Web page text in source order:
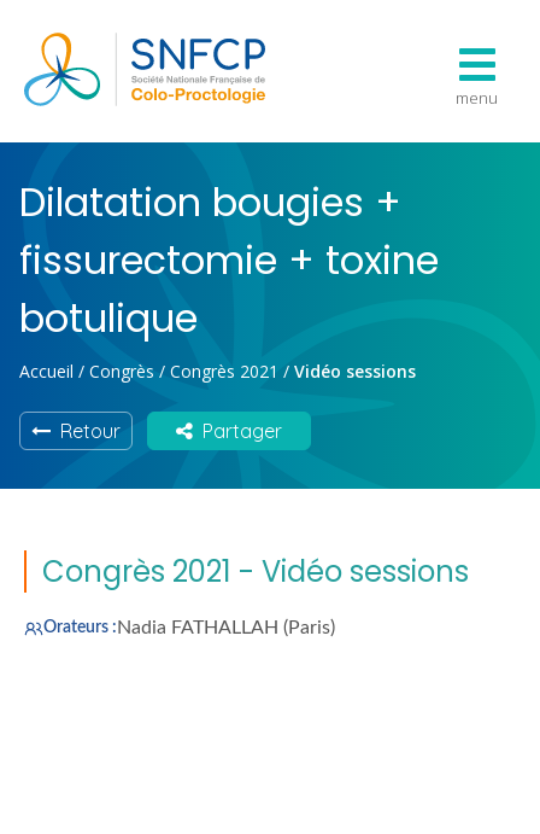
menu
Dilatation bougies +
fissurectomie + toxine
botulique
Accueil / Congrès / Congrès 2021 / Vidéo sessions
Retour Partager
Congrès 2021 - Vidéo sessions
Orateurs : Nadia FATHALLAH (Paris)